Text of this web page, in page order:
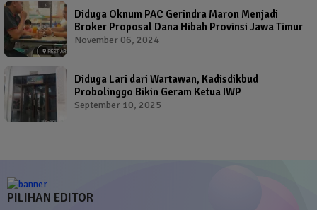
Diduga Oknum PAC Gerindra Maron Menjadi
Broker Proposal Dana Hibah Provinsi Jawa Timur
November 06, 2024
Diduga Lari dari Wartawan, Kadisdikbud
Probolinggo Bikin Geram Ketua IWP
September 10, 2025
PILIHAN EDITOR